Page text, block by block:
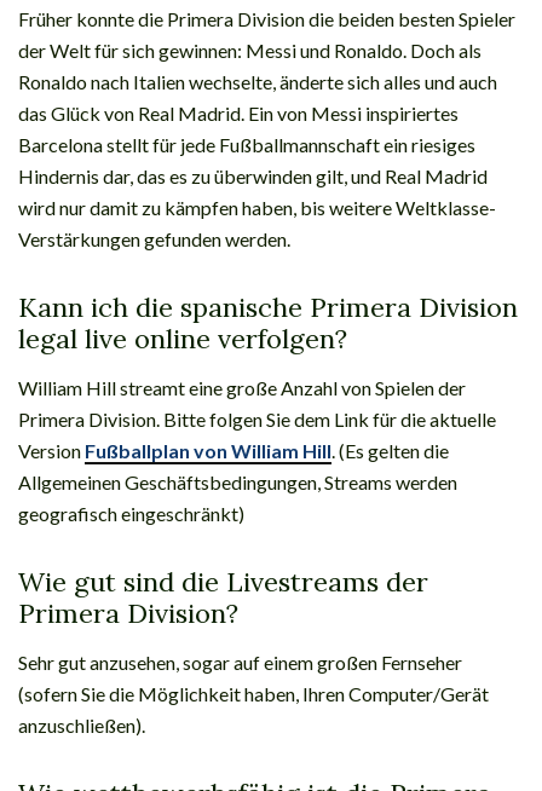
Früher konnte die Primera Division die beiden besten Spieler
der Welt für sich gewinnen: Messi und Ronaldo. Doch als
Ronaldo nach Italien wechselte, änderte sich alles und auch
das Glück von Real Madrid. Ein von Messi inspiriertes
Barcelona stellt für jede Fußballmannschaft ein riesiges
Hindernis dar, das es zu überwinden gilt, und Real Madrid
wird nur damit zu kämpfen haben, bis weitere Weltklasse-
Verstärkungen gefunden werden.
Kann ich die spanische Primera Division
legal live online verfolgen?
William Hill streamt eine große Anzahl von Spielen der
Primera Division. Bitte folgen Sie dem Link für die aktuelle
Version Fußballplan von William Hill . (Es gelten die
Allgemeinen Geschäftsbedingungen, Streams werden
geografisch eingeschränkt)
Wie gut sind die Livestreams der
Primera Division?
Sehr gut anzusehen, sogar auf einem großen Fernseher
(sofern Sie die Möglichkeit haben, Ihren Computer/Gerät
anzuschließen).